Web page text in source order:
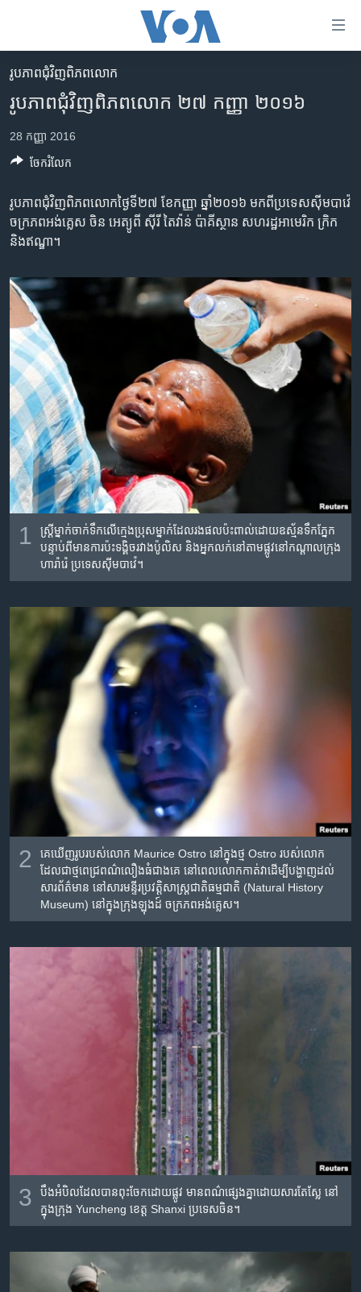
គេហទំព័រ​
រំលង​
និង​
ព័ត៌មាន​​
តែ​
ម្តង
និង​
ចូល​
ទៅ​
ទំព័រ​
រចនា
សម្ព័ន្ធ​
រំលង​
និង​
ចូល​
ទៅ​
កាន់​
ទំព័រ​
ស្វែង​
កម្ពុជា
អន្តរជាតិ
អាមេរិក
ហេឡូវីអូអេ
កម្ពុជាច្នៃប្រតិដ្ឋ
ទូរទស្សន៍ / វីដេអូ​
វិទ្យុ / ផតខាសថ៍
កម្មវិធីទាំងអស់
Khmer English
បណ្តាញ​សង្គម
ភាសា
រូបភាព​ជុំ​វិញ​ពិភពលោក
រូបភាព​ជុំវិញ​ពិភពលោក ២៧ កញ្ញា ២០១៦
28 កញ្ញា 2016
រូបភាព​ជុំវិញ​ពិភពលោក​ថ្ងៃទី២៧ ខែ​កញ្ញា ឆ្នាំ​២០១៦ មក​ពី​ប្រទេស​ស៊ីមបាវ៉េ
ចក្រភព​អង់គ្លេស ចិន អេត្យូពី ស៊ីរី តៃវ៉ាន់ ប៉ាគីស្ថាន សហរដ្ឋ​អាមេរិក ក្រិក
និង​ឥណ្ឌា។
1
ស្រ្តី​ម្នាក់​ចាក់​ទឹក​លើ​ក្មេង​ប្រុស​ម្នាក់​ដែល​រង​ផល​ប៉ះពាល់​ដោយ​ឧស្ម័ន​ទឹក​ភ្នែក​
បន្ទាប់​ពី​មាន​ការ​ប៉ះ​ទង្គិច​រវាង​ប៉ូលិស និង​អ្នក​លក់​នៅ​តាម​ផ្លូវ​នៅ​កណ្តាល​ក្រុង​
ហារ៉ារ៉េ ប្រទេស​ស៊ីមបាវ៉េ។
2
គេ​ឃើញ​រូប​របស់​លោក Maurice Ostro នៅ​ក្នុង​ថ្ម​ Ostro របស់​លោក
ដែល​ជា​ថ្ម​ពេជ្រ​ពណ៌​លឿង​ធំ​ជាង​គេ​ នៅ​ពេល​លោក​កាត់​វា​ដើម្បី​បង្ហាញ​ដល់​
សារព័ត៌មាន នៅ​សារមន្ទីរ​ប្រវត្តិសាស្រ្ត​ជាតិ​ធម្មជាតិ (Natural History
Museum) នៅ​ក្នុង​ក្រុង​ឡុងដ៍ ចក្រភព​អង់គ្លេស។
3
បឹង​អំបិល​ដែល​បាន​ពុះ​ចែក​ដោយ​ផ្លូវ​ មាន​ពណ៌​ផ្សេង​គ្នា​ដោយ​សារ​តែ​ស្លែ នៅ​
ក្នុង​ក្រុង Yuncheng ខេត្ត Shanxi ប្រទេស​ចិន។
ចែករំលែក